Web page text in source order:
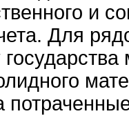
и
Для